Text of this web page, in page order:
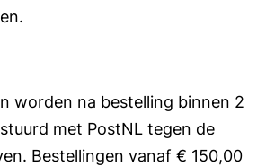
worden na bestelling binnen 2
met PostNL tegen de
Bestellingen vanaf € 150,00